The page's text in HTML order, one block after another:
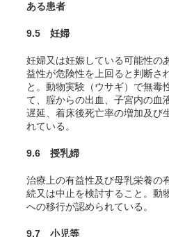
ある患者
9.5 妊婦
妊婦又は妊娠している可能性の
益性が危険性を上回ると判断さ
と。動物実験（ウサギ）で無毒
て、腟からの出血、子宮内の血
遅延、着床後死亡率の増加及び
れている。
9.6 授乳婦
治療上の有益性及び母乳栄養の
続又は中止を検討すること。動
への移行が認められている。
9.7 小児等